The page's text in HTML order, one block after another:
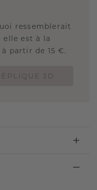
ressemblerait
elle est à la
partir de 15 €.